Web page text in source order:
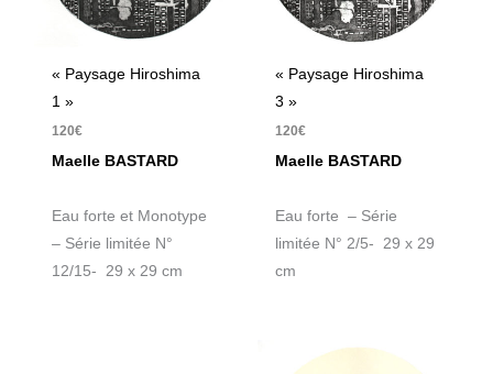
« Paysage Hiroshima
1 »
120€
Maelle BASTARD
Eau forte et Monotype
– Série limitée N°
12/15- 29 x 29 cm
« Paysage Hiroshima
3 »
120€
Maelle BASTARD
Eau forte – Série
limitée N° 2/5- 29 x 29
cm